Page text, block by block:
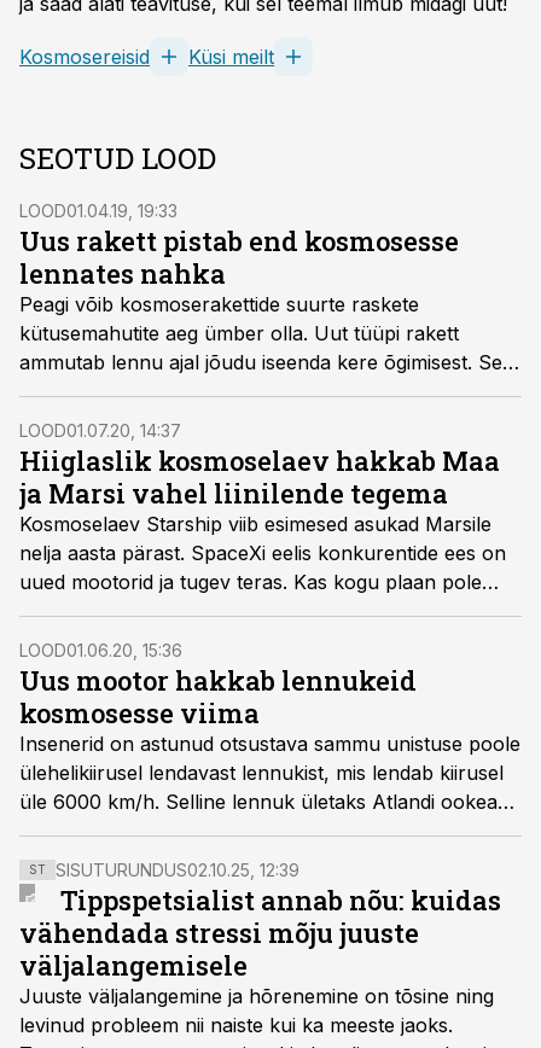
Kosmosereisid Küsi meilt
SEOTUD LOOD
LOOD01.04.19, 19:33
Uus rakett pistab end kosmosesse
lennates nahka
Peagi võib kosmoserakettide suurte raskete
kütusemahutite aeg ümber olla. Uut tüüpi rakett
ammutab lennu ajal jõudu iseenda kere õgimisest. See
tähendab väiksemat massi, odavamaid kosmoselende
ja vähem kosmoseprügi.
LOOD01.07.20, 14:37
Hiiglaslik kosmoselaev hakkab Maa
ja Marsi vahel liinilende tegema
Kosmoselaev Starship viib esimesed asukad Marsile
nelja aasta pärast. SpaceXi eelis konkurentide ees on
uued mootorid ja tugev teras. Kas kogu plaan pole
siiski üleliia riskantne?
LOOD01.06.20, 15:36
Uus mootor hakkab lennukeid
kosmosesse viima
Insenerid on astunud otsustava sammu unistuse poole
ülehelikiirusel lendavast lennukist, mis lendab kiirusel
üle 6000 km/h. Selline lennuk ületaks Atlandi ookeani
kahe tunniga ning seda saaks kasutada kanderaketi
asemel ka kosmosemissioonidel.
ST SISUTURUNDUS02.10.25, 12:39
Tippspetsialist annab nõu: kuidas
vähendada stressi mõju juuste
väljalangemisele
Juuste väljalangemine ja hõrenemine on tõsine ning
levinud probleem nii naiste kui ka meeste jaoks.